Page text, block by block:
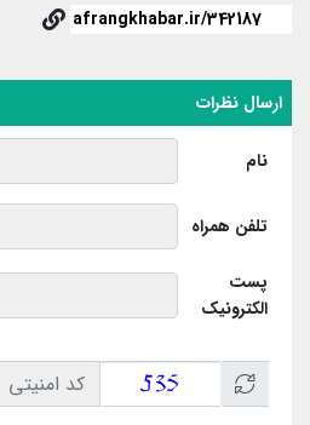
ارسال نظرات
نام
تلفن همراه
پست
الکترونیک